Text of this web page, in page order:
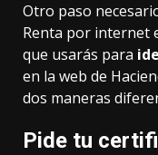
Otro paso
Renta por internet
que usarás para
en la web de
dos maneras
Pide tu